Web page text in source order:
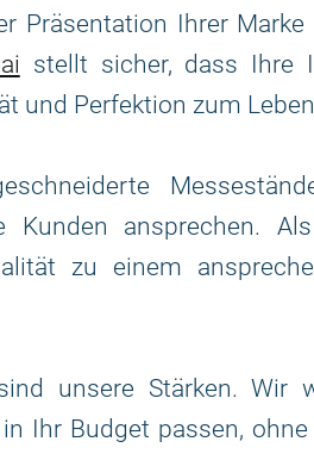
Präsentation Ihrer
stellt sicher, dass Ihre
und Perfektion zum
ansprechen.
zu einem
unsere Stärken. Wir
Ihr Budget passen,